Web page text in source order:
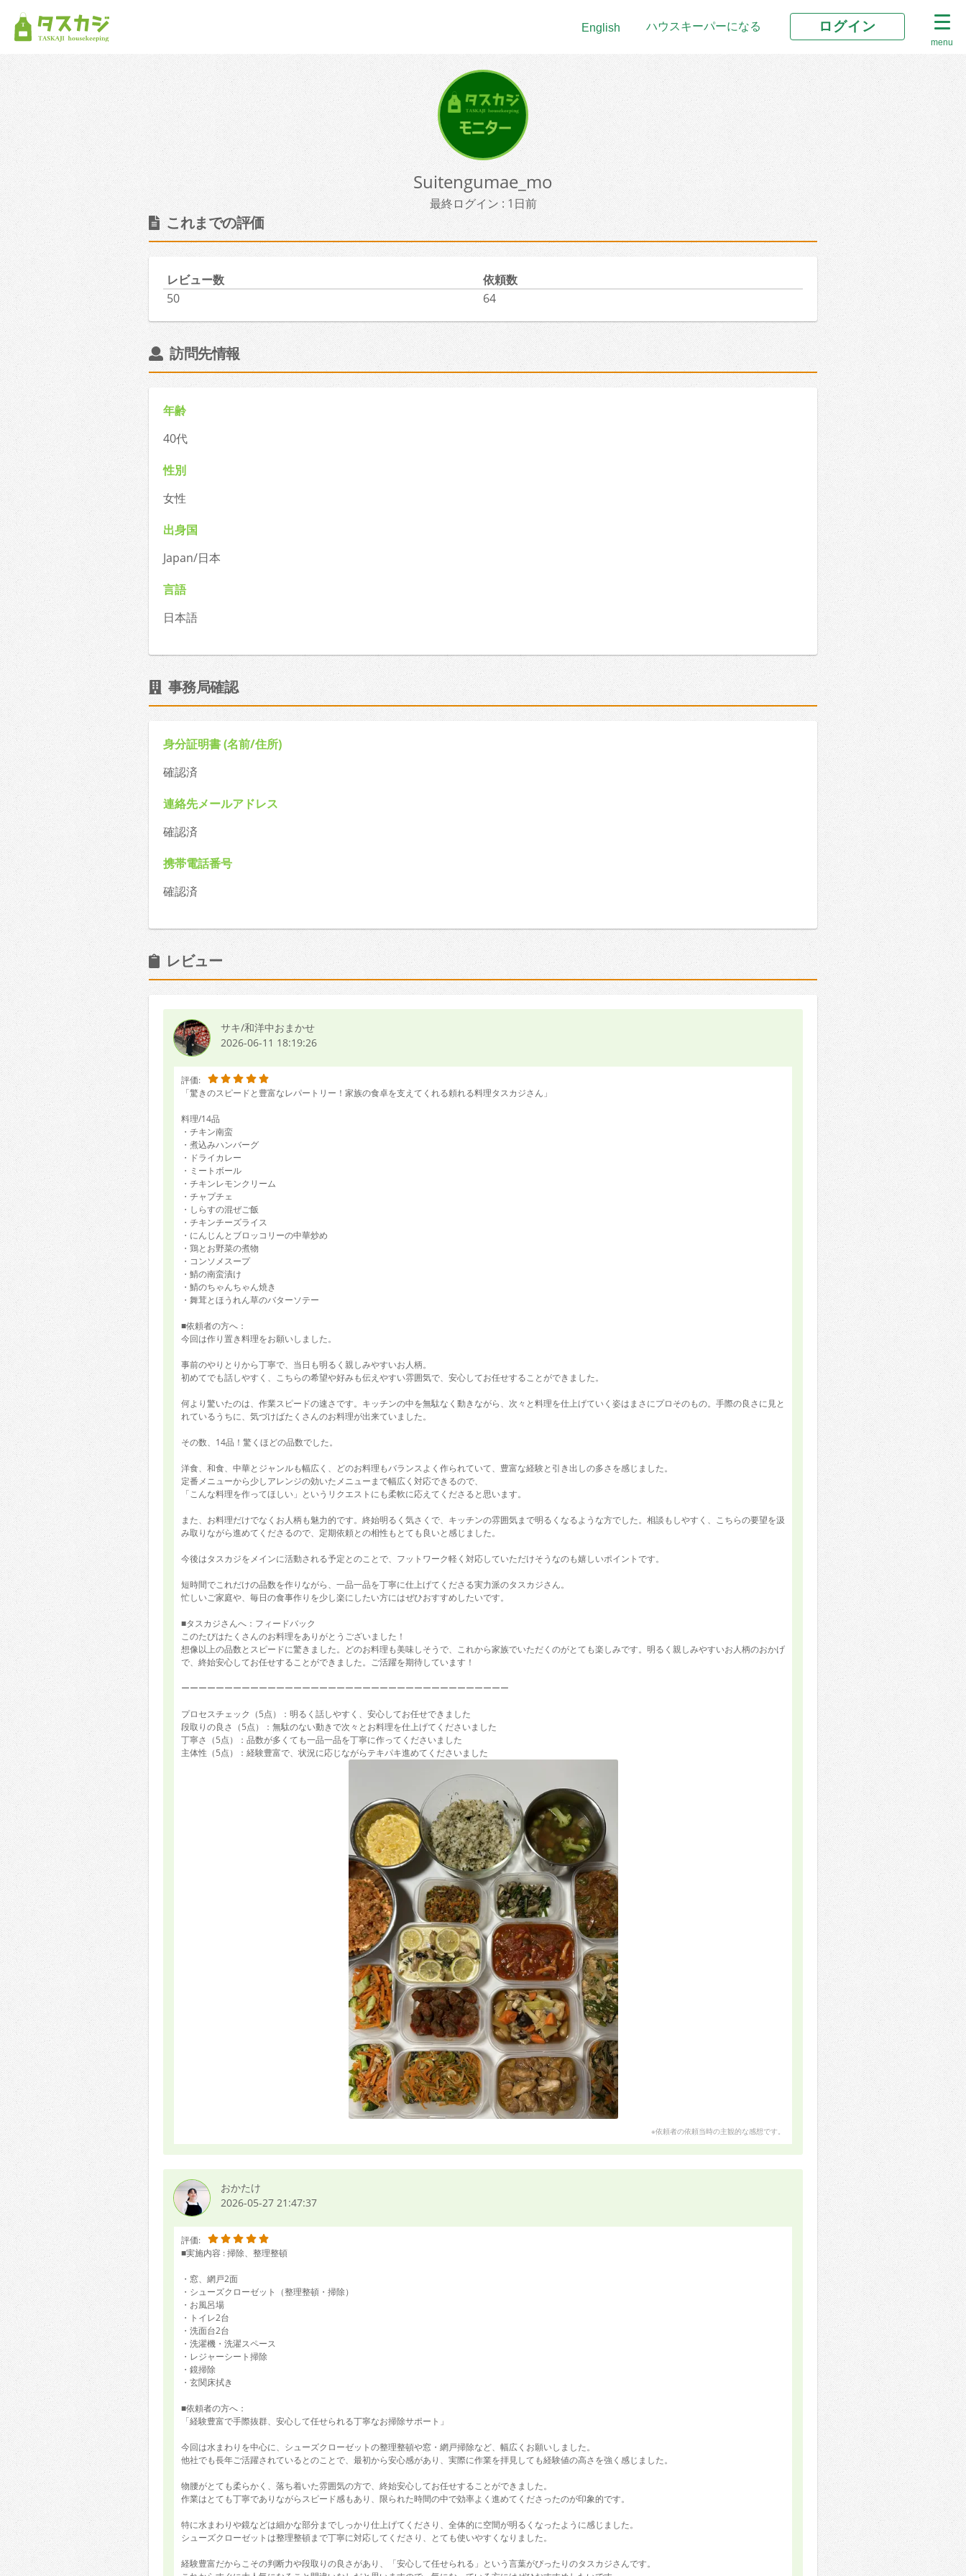
English ハウスキーパーになる ログイン
menu
Suitengumae_mo
最終ログイン : 1日前
これまでの評価
レビュー数
50
依頼数
64
訪問先情報
年齢
40代
性別
女性
出身国
Japan/日本
言語
日本語
事務局確認
身分証明書 (名前/住所)
確認済
連絡先メールアドレス
確認済
携帯電話番号
確認済
レビュー
サキ/和洋中おまかせ
2026-06-11 18:19:26
評価:
「驚きのスピードと豊富なレパートリー！家族の食卓を支えてくれる頼れる料理タスカジさん」
料理/14品
・チキン南蛮
・煮込みハンバーグ
・ドライカレー
・ミートボール
・チキンレモンクリーム
・チャプチェ
・しらすの混ぜご飯
・チキンチーズライス
・にんじんとブロッコリーの中華炒め
・鶏とお野菜の煮物
・コンソメスープ
・鯖の南蛮漬け
・鯖のちゃんちゃん焼き
・舞茸とほうれん草のバターソテー
■依頼者の方へ：
今回は作り置き料理をお願いしました。
事前のやりとりから丁寧で、当日も明るく親しみやすいお人柄。
初めてでも話しやすく、こちらの希望や好みも伝えやすい雰囲気で、安心してお任せすることができました。
何より驚いたのは、作業スピードの速さです。キッチンの中を無駄なく動きながら、次々と料理を仕上げていく姿はまさにプロそのもの。手際の良さに見と
れているうちに、気づけばたくさんのお料理が出来ていました。
その数、14品！驚くほどの品数でした。
洋食、和食、中華とジャンルも幅広く、どのお料理もバランスよく作られていて、豊富な経験と引き出しの多さを感じました。
定番メニューから少しアレンジの効いたメニューまで幅広く対応できるので、
「こんな料理を作ってほしい」というリクエストにも柔軟に応えてくださると思います。
また、お料理だけでなくお人柄も魅力的です。終始明るく気さくで、キッチンの雰囲気まで明るくなるような方でした。相談もしやすく、こちらの要望を汲
み取りながら進めてくださるので、定期依頼との相性もとても良いと感じました。
今後はタスカジをメインに活動される予定とのことで、フットワーク軽く対応していただけそうなのも嬉しいポイントです。
短時間でこれだけの品数を作りながら、一品一品を丁寧に仕上げてくださる実力派のタスカジさん。
忙しいご家庭や、毎日の食事作りを少し楽にしたい方にはぜひおすすめしたいです。
■タスカジさんへ：フィードバック
このたびはたくさんのお料理をありがとうございました！
想像以上の品数とスピードに驚きました。どのお料理も美味しそうで、これから家族でいただくのがとても楽しみです。明るく親しみやすいお人柄のおかげ
で、終始安心してお任せすることができました。ご活躍を期待しています！
ーーーーーーーーーーーーーーーーーーーーーーーーーーーーーーーーーーーーーー
プロセスチェック（5点）：明るく話しやすく、安心してお任せできました
段取りの良さ（5点）：無駄のない動きで次々とお料理を仕上げてくださいました
丁寧さ（5点）：品数が多くても一品一品を丁寧に作ってくださいました
主体性（5点）：経験豊富で、状況に応じながらテキパキ進めてくださいました
※依頼者の依頼当時の主観的な感想です。
おかたけ
2026-05-27 21:47:37
評価:
■実施内容 : 掃除、整理整頓
・窓、網戸2面
・シューズクローゼット（整理整頓・掃除）
・お風呂場
・トイレ2台
・洗面台2台
・洗濯機・洗濯スペース
・レジャーシート掃除
・鏡掃除
・玄関床拭き
■依頼者の方へ：
「経験豊富で手際抜群、安心して任せられる丁寧なお掃除サポート」
今回は水まわりを中心に、シューズクローゼットの整理整頓や窓・網戸掃除など、幅広くお願いしました。
他社でも長年ご活躍されているとのことで、最初から安心感があり、実際に作業を拝見しても経験値の高さを強く感じました。
物腰がとても柔らかく、落ち着いた雰囲気の方で、終始安心してお任せすることができました。
作業はとても丁寧でありながらスピード感もあり、限られた時間の中で効率よく進めてくださったのが印象的です。
特に水まわりや鏡などは細かな部分までしっかり仕上げてくださり、全体的に空間が明るくなったように感じました。
シューズクローゼットは整理整頓まで丁寧に対応してくださり、とても使いやすくなりました。
経験豊富だからこその判断力や段取りの良さがあり、「安心して任せられる」という言葉がぴったりのタスカジさんです。